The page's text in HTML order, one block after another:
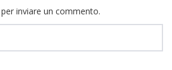
per inviare un commento.